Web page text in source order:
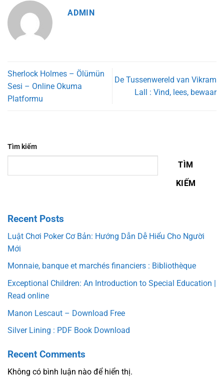
ADMIN
Sherlock Holmes – Ölümün
Sesi – Online Okuma
Platformu
De Tussenwereld van Vikram
Lall : Vind, lees, bewaar
Tìm kiếm
TÌM
KIẾM
Recent Posts
Luật Chơi Poker Cơ Bản: Hướng Dẫn Dễ Hiểu Cho Người
Mới
Monnaie, banque et marchés financiers : Bibliothèque
Exceptional Children: An Introduction to Special Education |
Read online
Manon Lescaut – Download Free
Silver Lining : PDF Book Download
Recent Comments
Không có bình luận nào để hiển thị.